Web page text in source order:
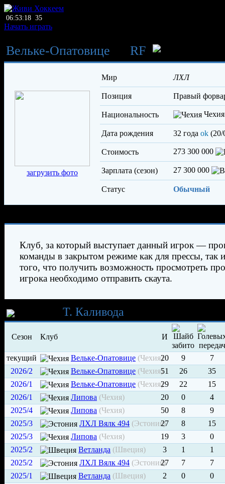
06:53:18 35
Начать играть
Вельке-Опатовице RF
загрузить фото
Мир ЛХЛ
Позиция правый
Национальность Чехия
Дата рождения 32 года ok (20/
Стоимость 273 300 000
Зарплата (сезон) 27 300 000
Статус Обычный
Клуб, за который выступает данный игрок —
команды в закрытом режиме как для прессы, так
того, что получить возможность просмотреть
игрока необходимо отправить скаута.
Т. Каливода
Сезон Клуб И
текущий Вельке-Опатовице (Чехия)20 9
7
2026/2
Вельке-Опатовице (Чехия)51 26
35
2026/1
Вельке-Опатовице (Чехия)29 22
15
2026/1
Липова (Чехия) 20 0
4
2025/4
Липова (Чехия) 50 8
9
2025/3
ЛХЛ Вялк 494 (Эстония)27 8
15
2025/3
Липова (Чехия) 19 3
0
2025/2
Ветланда (Швеция) 3 1
1
2025/2
ЛХЛ Вялк 494 (Эстония)27 7
7
2025/1
Ветланда (Швеция) 2 0
0